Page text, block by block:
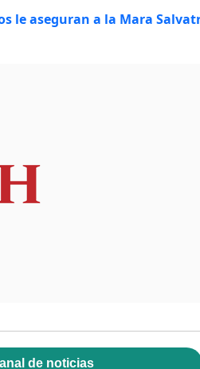
le aseguran a la Mara
de noticias